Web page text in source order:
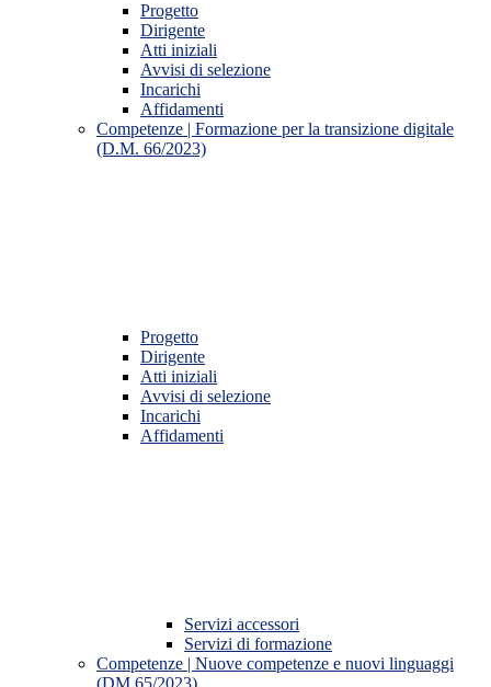
Progetto
Dirigente
Atti iniziali
Avvisi di selezione
Incarichi
Affidamenti
Competenze | Formazione per la transizione digitale
(D.M. 66/2023)
Progetto
Dirigente
Atti iniziali
Avvisi di selezione
Incarichi
Affidamenti
Servizi accessori
Servizi di formazione
Competenze | Nuove competenze e nuovi linguaggi